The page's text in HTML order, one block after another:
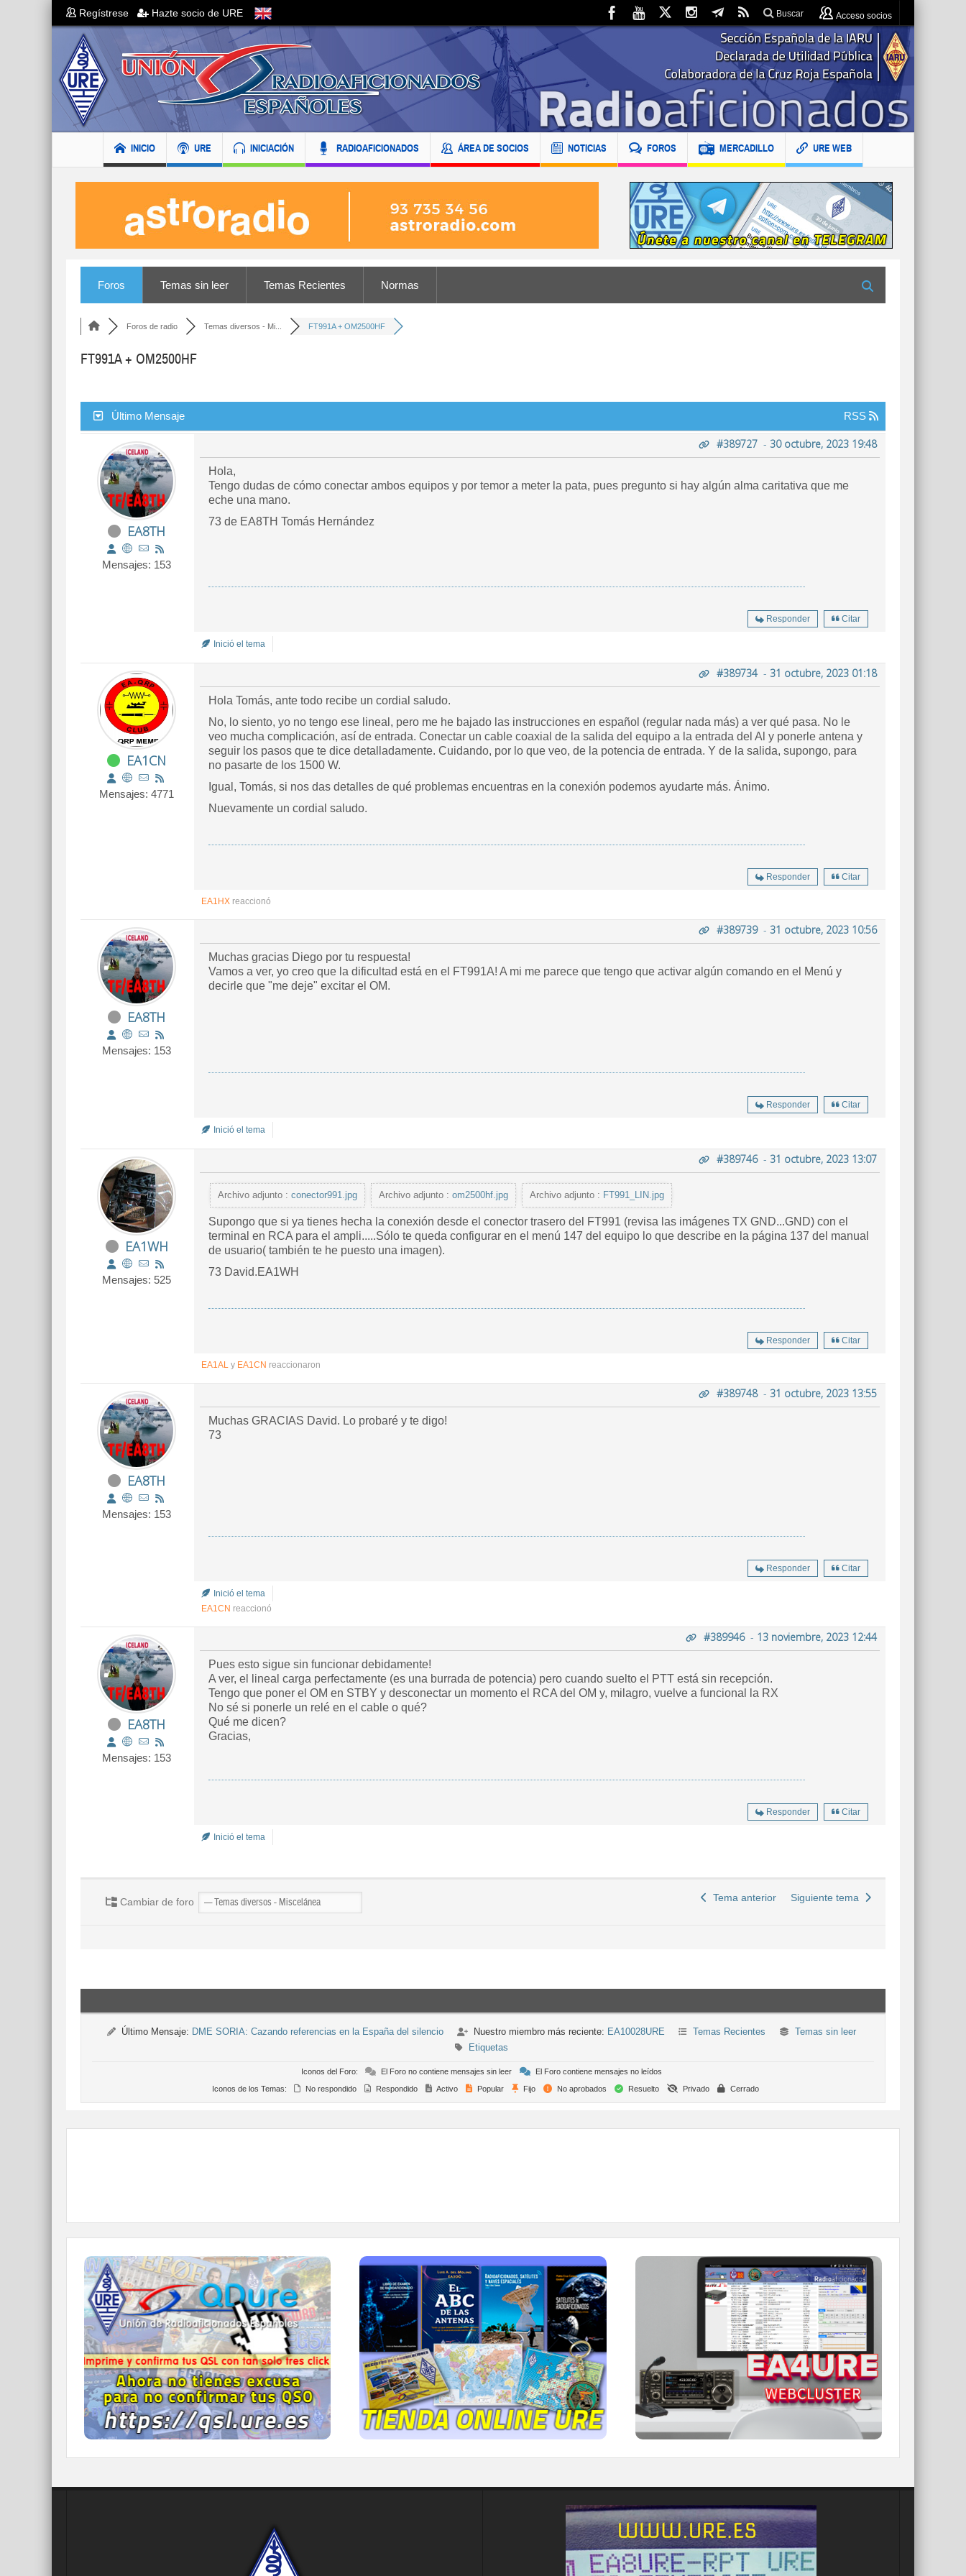
Regístrese Hazte socio de URE Buscar Acceso socios
INICIO URE INICIACIÓN RADIOAFICIONADOS ÁREA DE SOCIOS NOTICIAS FOROS MERCADILLO URE WEB
Foros Temas sin leer Temas Recientes Normas
Foros de radio Temas diversos - Mi... FT991A + OM2500HF
FT991A + OM2500HF
Último Mensaje RSS
EA8TH
Mensajes: 153
#389727 - 30 octubre, 2023 19:48
Hola,
Tengo dudas de cómo conectar ambos equipos y por temor a meter la pata, pues pregunto si hay algún alma caritativa que me
eche una mano.
73 de EA8TH Tomás Hernández
Responder Citar
Inició el tema
EA1CN
Mensajes: 4771
#389734- 31 octubre, 2023 01:18
Hola Tomás, ante todo recibe un cordial saludo.
No, lo siento, yo no tengo ese lineal, pero me he bajado las instrucciones en español (regular nada más) a ver qué pasa. No le
veo mucha complicación, así de entrada. Conectar un cable coaxial de la salida del equipo a la entrada del Al y ponerle antena y
seguir los pasos que te dice detalladamente. Cuidando, por lo que veo, de la potencia de entrada. Y de la salida, supongo, para
no pasarte de los 1500 W.
Igual, Tomás, si nos das detalles de qué problemas encuentras en la conexión podemos ayudarte más. Ánimo.
Nuevamente un cordial saludo.
Responder Citar
EA1HX reaccionó
EA8TH
Mensajes: 153
#389739- 31 octubre, 2023 10:56
Muchas gracias Diego por tu respuesta!
Vamos a ver, yo creo que la dificultad está en el FT991A! A mi me parece que tengo que activar algún comando en el Menú y
decirle que "me deje" excitar el OM.
Responder Citar
Inició el tema
EA1WH
Mensajes: 525
#389746- 31 octubre, 2023 13:07
Archivo adjunto : conector991.jpg Archivo adjunto : om2500hf.jpg Archivo adjunto : FT991_LIN.jpg
Supongo que si ya tienes hecha la conexión desde el conector trasero del FT991 (revisa las imágenes TX GND...GND) con el
terminal en RCA para el ampli.....Sólo te queda configurar en el menú 147 del equipo lo que describe en la página 137 del manual
de usuario( también te he puesto una imagen).
73 David.EA1WH
Responder Citar
EA1AL y EA1CN reaccionaron
EA8TH
Mensajes: 153
#389748- 31 octubre, 2023 13:55
Muchas GRACIAS David. Lo probaré y te digo!
73
Responder Citar
Inició el tema
EA1CN reaccionó
EA8TH
Mensajes: 153
#389946- 13 noviembre, 2023 12:44
Pues esto sigue sin funcionar debidamente!
A ver, el lineal carga perfectamente (es una burrada de potencia) pero cuando suelto el PTT está sin recepción.
Tengo que poner el OM en STBY y desconectar un momento el RCA del OM y, milagro, vuelve a funcional la RX
No sé si ponerle un relé en el cable o qué?
Qué me dicen?
Gracias,
Responder Citar
Inició el tema
Cambiar de foro Tema anterior Siguiente tema
Último Mensaje: DME SORIA: Cazando referencias en la España del silencio Nuestro miembro más reciente: EA10028URE Temas Recientes
Temas sin leer
Etiquetas
Iconos del Foro: El Foro no contiene mensajes sin leer
El Foro contiene mensajes no leídos
Iconos de los Temas:
No respondido Respondido Activo Popular Fijo No aprobados Resuelto Privado Cerrado
QDURE - https://qsl.ure.es
Imprime y confirma tus QSL en tan solo tres
click.
Nunca fue tan fácil y cómodo
el confirmar tus contactos.
IR A QDURE
TIENDA ONLINE URE
Publicaciones, mapas, polos, camisetas,
gorras, tazas, forros polares y mucho más...
IR A LA TIENDA DE URE
WEBCLUSTER EA4URE
Conoce el nuevo WebCluster de URE,
ahora con nuevos filtros e información y
compatible con GDURE
IR A WEBCLUSTER